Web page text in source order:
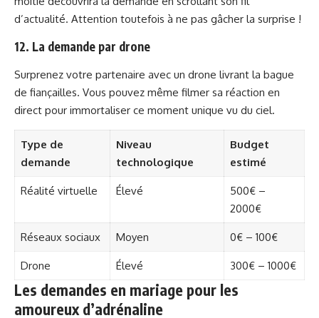
d’actualité. Attention toutefois à ne pas gâcher la surprise !
12. La demande par drone
Surprenez votre partenaire avec un drone livrant la bague
de fiançailles. Vous pouvez même filmer sa réaction en
direct pour immortaliser ce moment unique vu du ciel.
Type de
demande
Niveau
technologique
Budget
estimé
Réalité virtuelle Élevé
500€ –
2000€
Réseaux sociaux Moyen 0€ – 100€
Drone Élevé 300€ – 1000€
Les demandes en mariage pour les
amoureux d’adrénaline